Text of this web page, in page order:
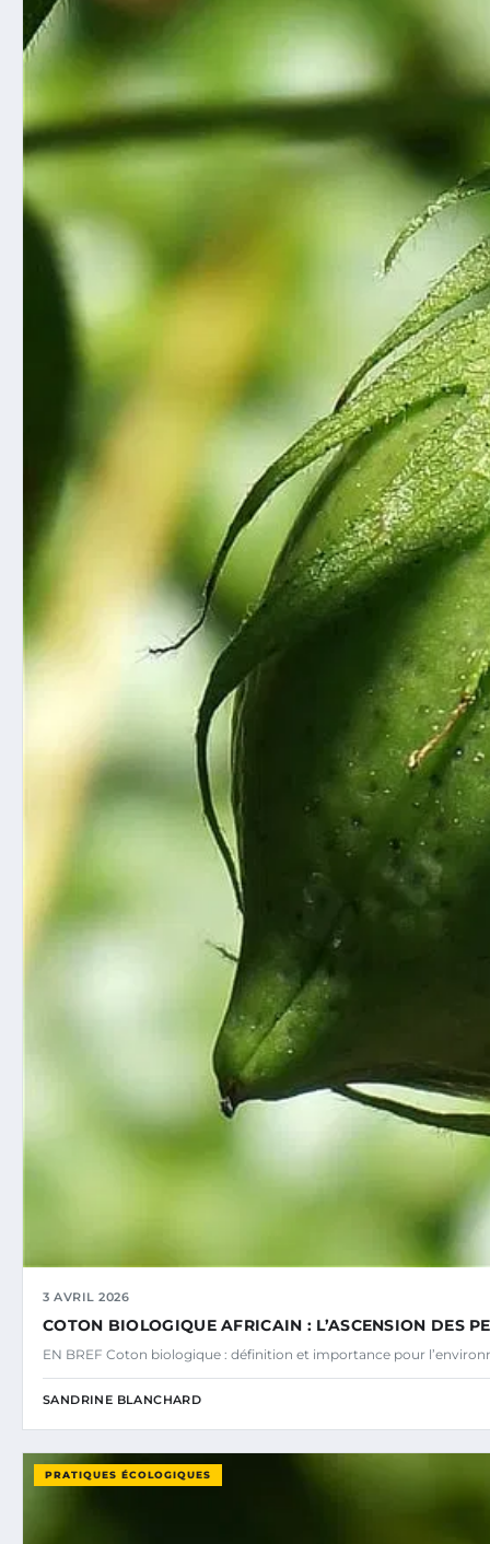
3 AVRIL 2026
COTON BIOLOGIQUE AFRICAIN : L’ASCENSION DES
EN BREF Coton biologique : définition et importance pour
SANDRINE BLANCHARD
PRATIQUES ÉCOLOGIQUES